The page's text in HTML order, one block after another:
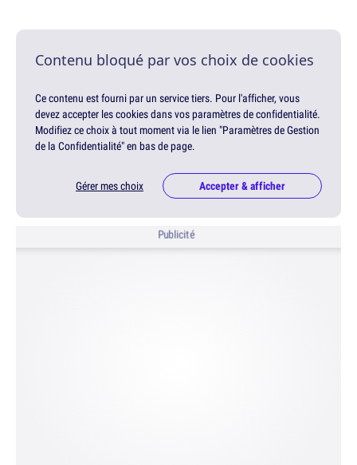
Contenu bloqué par vos choix de cookies
Ce contenu est fourni par un service tiers. Pour l'afficher, vous
devez accepter les cookies dans vos paramètres de confidentialité.
Modifiez ce choix à tout moment via le lien "Paramètres de Gestion
de la Confidentialité" en bas de page.
Gérer mes choix Accepter & afficher
Publicité